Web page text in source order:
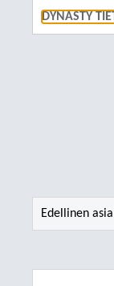
DYNASTY
Edellinen